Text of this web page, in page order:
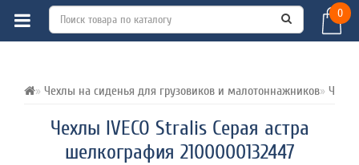
0
Чехлы на сиденья для грузовиков и малотоннажников
Чехлы IVECO Stralis Серая астра
шелкография 2100000132447
ВСЕ О ТОВАРЕ ХАРАКТЕРИСТИКИ